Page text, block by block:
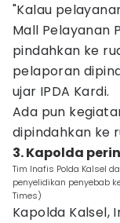
"Kalau
Mall Pelayanan
pindahkan ke
pelaporan
ujar IPDA Kardi.
Ada pun
dipindahkan ke
3. Kapolda
Tim Inafis Polda Kalsel
penyelidikan penyebab
Times)
Kapolda Kalsel,